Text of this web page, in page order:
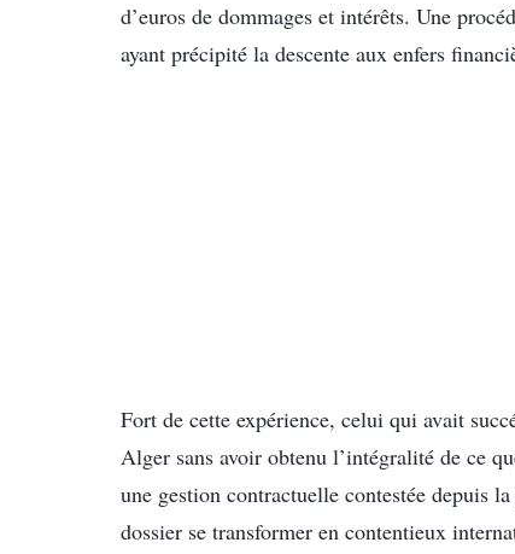
d’euros de dommages et intérêts. Une
ayant précipité la descente aux enfers
Fort de cette expérience, celui qui avait
Alger sans avoir obtenu l’intégralité de ce
une gestion contractuelle contestée depuis
dossier se transformer en contentieux